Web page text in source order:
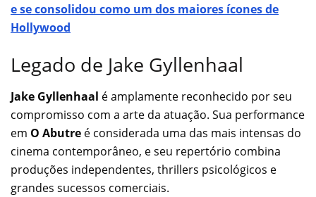
e se consolidou como um dos maiores ícones de
Hollywood
Legado de Jake Gyllenhaal
Jake Gyllenhaal é amplamente reconhecido por seu
compromisso com a arte da atuação. Sua performance
em O Abutre é considerada uma das mais intensas do
cinema contemporâneo, e seu repertório combina
produções independentes, thrillers psicológicos e
grandes sucessos comerciais.